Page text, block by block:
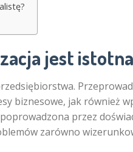
jest
biznesowe, jak również
przez
zarówno